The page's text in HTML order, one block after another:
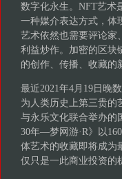
数字化永生。NFT艺术
一种媒介表达方式，体
艺术依然也需要评论家
利益炒作。加密的区块
的创作、传播、收藏的
最近2021年4月19日晚
为人类历史上第三贵的
与永乐文化联合举办的
30年—梦网游·R》以
体艺术的收藏即将成为
仅只是一此商业投资的